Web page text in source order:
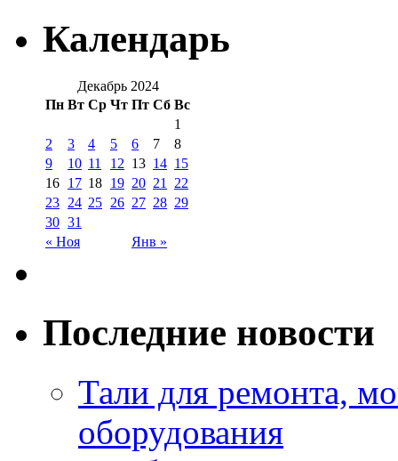
Календарь
Декабрь 2024
Пн Вт Ср Чт Пт Сб Вс
« Ноя Янв »
1
2
3 4 5 6 7
8
9
10 11 12 13 14 15
16 17 18 19 20 21
22
23 24 25 26 27 28 29
30 31
Последние новости
Тали для ремонта,
оборудования